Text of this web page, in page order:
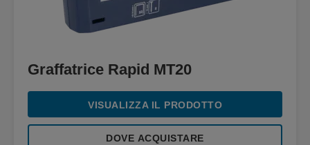
Graffatrice Rapid MT20
VISUALIZZA IL PRODOTTO
DOVE ACQUISTARE